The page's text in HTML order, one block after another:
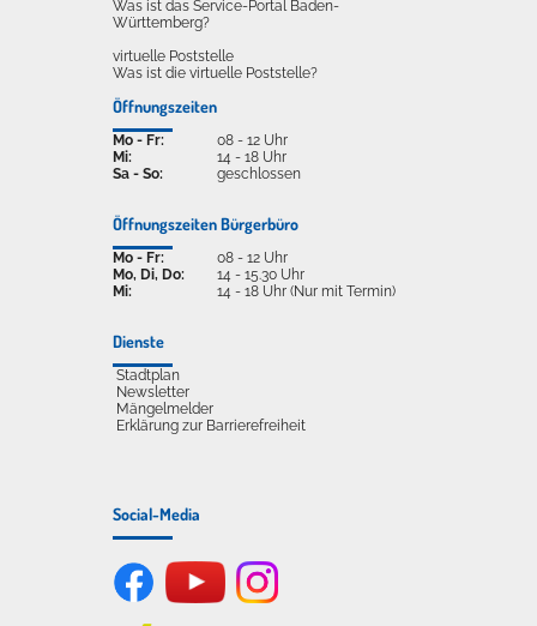
Was ist das Service-Portal Baden-
Württemberg?
virtuelle Poststelle
Was ist die virtuelle Poststelle?
Öffnungszeiten
Mo - Fr:
Mi:
Sa - So:
08 - 12 Uhr
14 - 18 Uhr
geschlossen
Öffnungszeiten Bürgerbüro
Mo - Fr:
Mo, Di, Do:
Mi:
08 - 12 Uhr
14 - 15.30 Uhr
14 - 18 Uhr (Nur mit Termin)
Dienste
Stadtplan
Newsletter
Mängelmelder
Erklärung zur Barrierefreiheit
Social-Media